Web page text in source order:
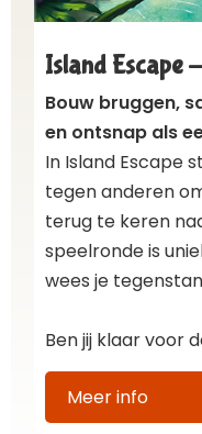
Island Escape
Bouw bruggen,
en ontsnap als
In Island Escape
tegen anderen
terug te keren
speelronde is
wees je
Ben jij klaar voor
Meer info